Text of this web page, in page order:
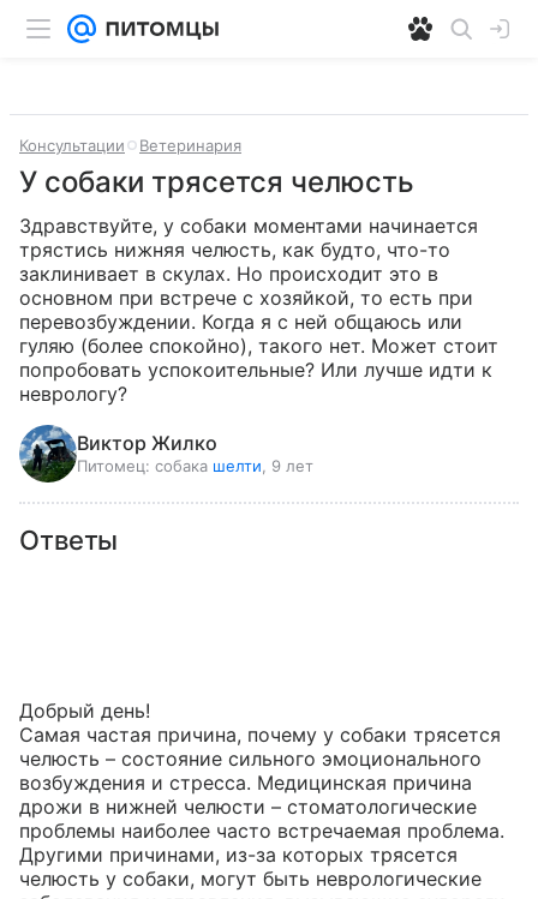
Консультации Ветеринария
У собаки трясется челюсть
Здравствуйте, у собаки моментами начинается
трястись нижняя челюсть, как будто, что-то
заклинивает в скулах. Но происходит это в
основном при встрече с хозяйкой, то есть при
перевозбуждении. Когда я с ней общаюсь или
гуляю (более спокойно), такого нет. Может стоит
попробовать успокоительные? Или лучше идти к
неврологу?
Виктор Жилко
Питомец: собака шелти , 9 лет
Ответы
Добрый день!
Самая частая причина, почему у собаки трясется
челюсть – состояние сильного эмоционального
возбуждения и стресса. Медицинская причина
дрожи в нижней челюсти – стоматологические
проблемы наиболее часто встречаемая проблема.
Другими причинами, из-за которых трясется
челюсть у собаки, могут быть неврологические